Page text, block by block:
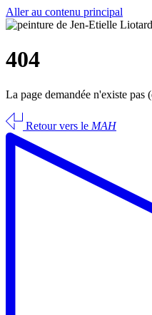
Aller au contenu principal
404
La page demandée n'existe pas
Retour vers le MAH